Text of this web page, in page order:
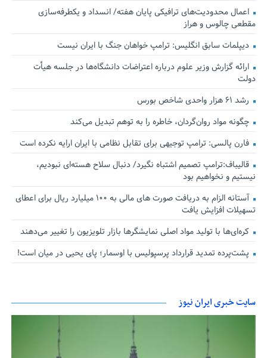
اعمال محدودیت‌های ترافیکی پایان هفته/ انسداد و یکطرفه‌سازی
مقطعی چالوس و هراز
دیپلمات سابق انگلیس:‌ ترامپ خواهان جنگ با ایران نیست
ارائه گزارش وزیر علوم درباره اعتراضات دانشگاه‌ها در جلسه هیأت
دولت
رشد ۶۱ هزار واحدی شاخص بورس
چگونه مواد روان‌گردان، خاطره را به توهم تبدیل می‌کند
فارن پالسی: ترامپ توجیهی برای تقابل نظامی با ایران ارایه نکرده است
قالیباف:ترامپ تصمیم اشتباه نگیرد/ دنبال سلاح هسته‌ای نبودیم،
نیستیم و نخواهیم بود
آستانه الزام به دریافت صورت های مالی به ۱۰۰ میلیارد ریال برای اعطای
تسهیلات افزایش یافت
کره‌ای‌ها با تولید مواد اصلی نمایشگرها بازار تلویزیون را تغییر می‌دهند
پشت‌پرده تمدید قرارداد پرسپولیس با اوسمار؛ پای یحیی در میان است!
سایت خبری ایران نیوز